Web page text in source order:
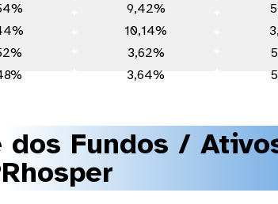
9,42%
10,14%
3,62%
3,64%
dos Fundos /